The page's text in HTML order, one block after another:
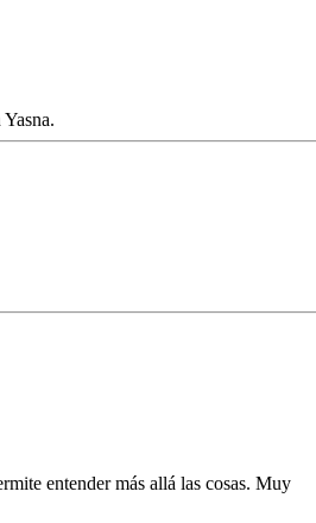
entender más allá las cosas. Muy